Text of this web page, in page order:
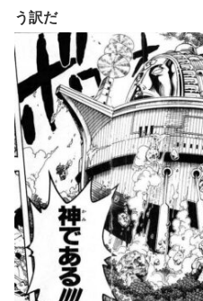
う訳だ